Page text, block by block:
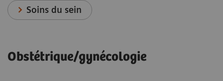
Soins du sein
Obstétrique/gynécologie